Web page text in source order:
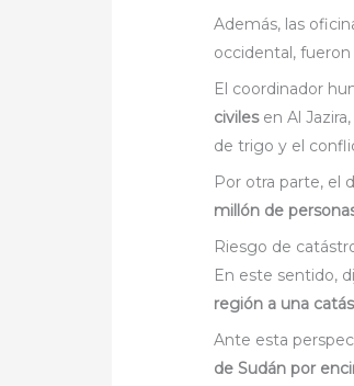
Además, las
occidental,
El coordinador
civilesen Al
de trigo y el
Por otra parte, el
millón de
Riesgo de
En este sentido,
región a una
Ante esta
de Sudán por